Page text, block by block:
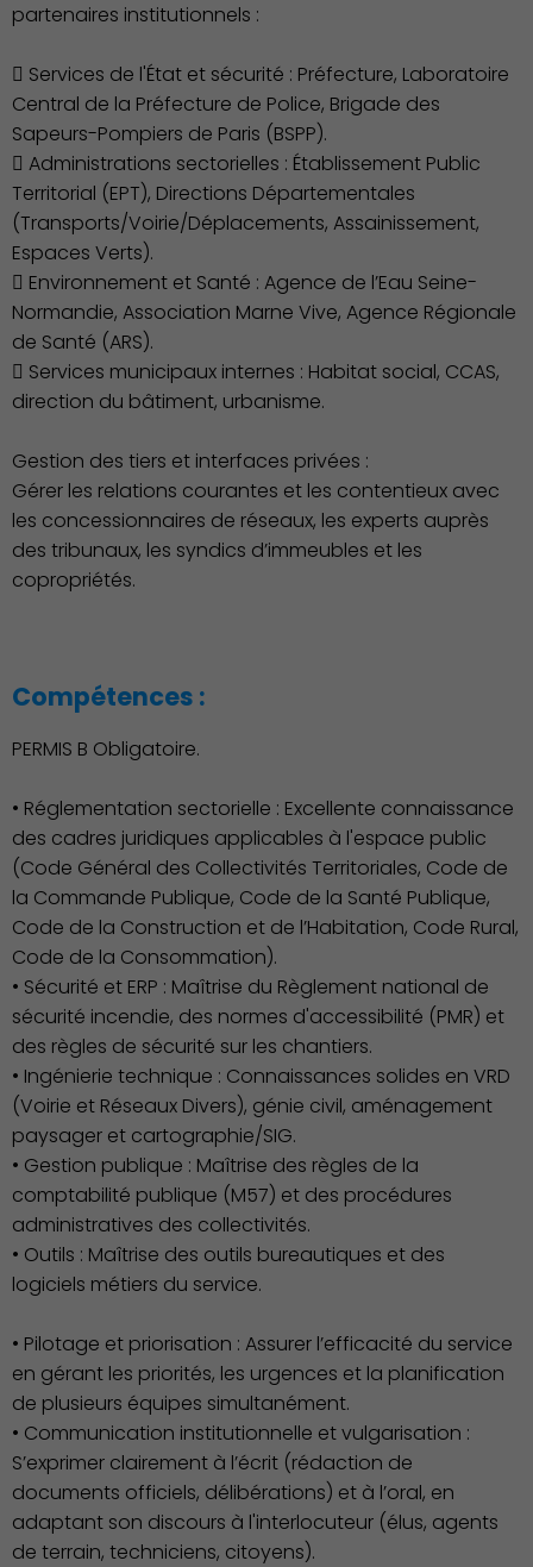
Culture
Économie Commerce
Emploi
partenaires institutionnels :
 Services de l'État et sécurité : Préfecture, Laboratoire
Central de la Préfecture de Police, Brigade des
Sapeurs-Pompiers de Paris (BSPP).
 Administrations sectorielles : Établissement Public
Territorial (EPT), Directions Départementales
(Transports/Voirie/Déplacements, Assainissement,
Espaces Verts).
 Environnement et Santé : Agence de l’Eau Seine-
Normandie, Association Marne Vive, Agence Régionale
de Santé (ARS).
 Services municipaux internes : Habitat social, CCAS,
direction du bâtiment, urbanisme.
Gestion des tiers et interfaces privées :
Gérer les relations courantes et les contentieux avec
les concessionnaires de réseaux, les experts auprès
des tribunaux, les syndics d’immeubles et les
copropriétés.
Compétences :
PERMIS B Obligatoire.
• Réglementation sectorielle : Excellente connaissance
des cadres juridiques applicables à l'espace public
(Code Général des Collectivités Territoriales, Code de
la Commande Publique, Code de la Santé Publique,
Code de la Construction et de l’Habitation, Code Rural,
Code de la Consommation).
• Sécurité et ERP : Maîtrise du Règlement national de
sécurité incendie, des normes d'accessibilité (PMR) et
des règles de sécurité sur les chantiers.
• Ingénierie technique : Connaissances solides en VRD
(Voirie et Réseaux Divers), génie civil, aménagement
paysager et cartographie/SIG.
• Gestion publique : Maîtrise des règles de la
comptabilité publique (M57) et des procédures
administratives des collectivités.
• Outils : Maîtrise des outils bureautiques et des
logiciels métiers du service.
• Pilotage et priorisation : Assurer l’efficacité du service
en gérant les priorités, les urgences et la planification
de plusieurs équipes simultanément.
• Communication institutionnelle et vulgarisation :
S’exprimer clairement à l’écrit (rédaction de
documents officiels, délibérations) et à l’oral, en
adaptant son discours à l'interlocuteur (élus, agents
de terrain, techniciens, citoyens).